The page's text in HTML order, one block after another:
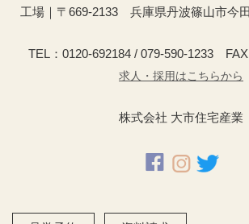
工場｜〒669-2133 兵庫県丹波篠山市今
TEL：0120-692184 / 079-590-1233
求人・採用はこちらから
株式会社 大市住宅産業